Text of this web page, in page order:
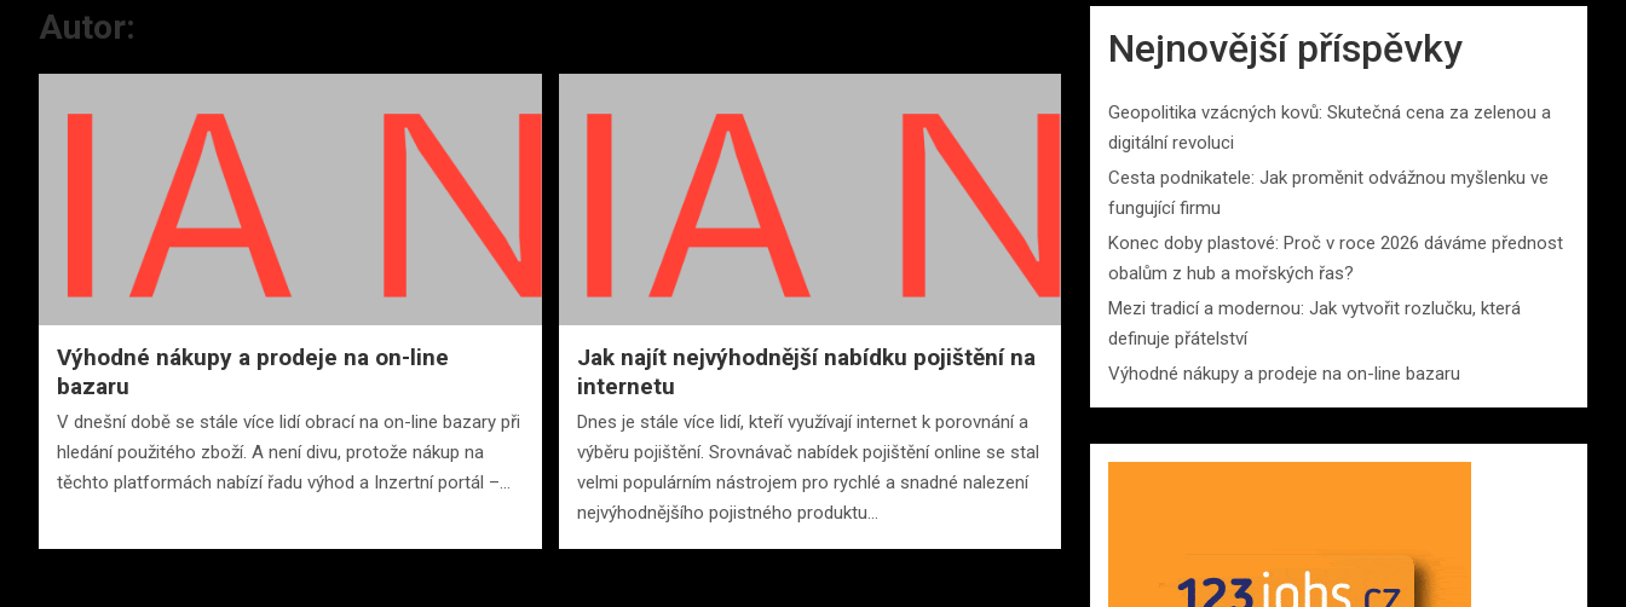
Autor:
Výhodné nákupy a prodeje na on-line
bazaru
V dnešní době se stále více lidí obrací na on-line bazary při
hledání použitého zboží. A není divu, protože nákup na
těchto platformách nabízí řadu výhod a Inzertní portál –…
Jak najít nejvýhodnější nabídku pojištění na
internetu
Dnes je stále více lidí, kteří využívají internet k porovnání a
výběru pojištění. Srovnávač nabídek pojištění online se stal
velmi populárním nástrojem pro rychlé a snadné nalezení
nejvýhodnějšího pojistného produktu…
Nejnovější příspěvky
Geopolitika vzácných kovů: Skutečná cena za zelenou a
digitální revoluci
Cesta podnikatele: Jak proměnit odvážnou myšlenku ve
fungující firmu
Konec doby plastové: Proč v roce 2026 dáváme přednost
obalům z hub a mořských řas?
Mezi tradicí a modernou: Jak vytvořit rozlučku, která
definuje přátelství
Výhodné nákupy a prodeje na on-line bazaru